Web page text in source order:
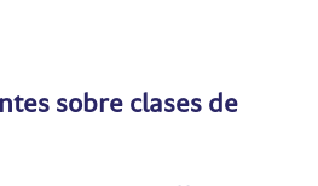
sobre clases de